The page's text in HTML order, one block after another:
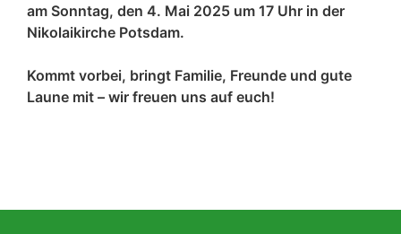
am Sonntag, den 4. Mai 2025 um 17 Uhr in der
Nikolaikirche Potsdam.
Kommt vorbei, bringt Familie, Freunde und gute
Laune mit – wir freuen uns auf euch!